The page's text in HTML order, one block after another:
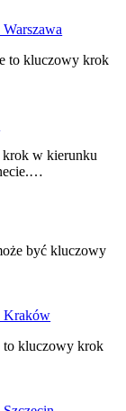
to kluczowy krok
w kierunku
być kluczowy
Kraków
to kluczowy krok